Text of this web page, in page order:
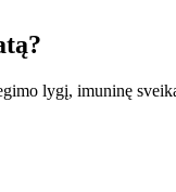
lygį, imuninę